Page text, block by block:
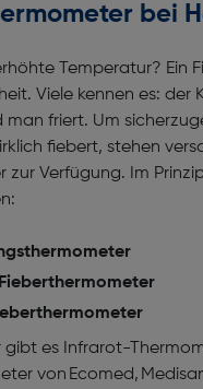
bei
Temperatur? Ein
Viele kennen es: der
man friert. Um
fiebert, stehen
zur Verfügung. Im
gibt es Infrarot-
von Ecomed,